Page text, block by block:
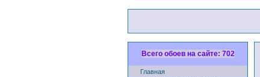
Всего обоев на сайте: 702
Главная